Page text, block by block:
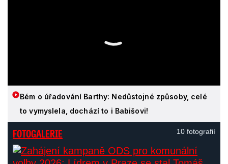
Bém o úřadování Barthy: Nedůstojné způsoby, celé
to vymyslela, dochází to i Babišovi!
FOTOGALERIE 10 fotografií